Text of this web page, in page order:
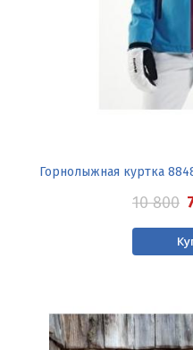
Горнолыжная куртка
10 800